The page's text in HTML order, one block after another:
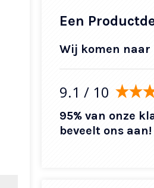
Een
Wij komen naar
9.1 / 10
95% van onze
beveelt ons aan!